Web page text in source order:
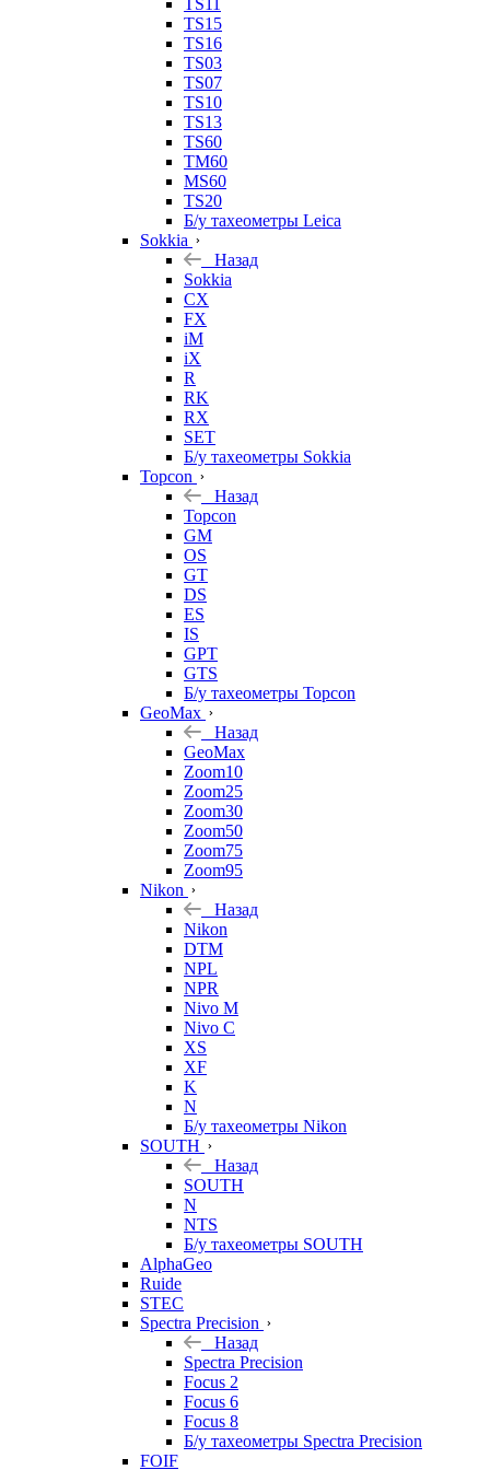
TS11
TS15
TS16
TS03
TS07
TS10
TS13
TS60
TM60
MS60
TS20
Б/у тахеометры Leica
Sokkia
Назад
Sokkia
CX
FX
iM
iX
R
RK
RX
SET
Б/у тахеометры Sokkia
Topcon
Назад
Topcon
GM
OS
GT
DS
ES
IS
GPT
GTS
Б/у тахеометры Topcon
GeoMax
Назад
GeoMax
Zoom10
Zoom25
Zoom30
Zoom50
Zoom75
Zoom95
Nikon
Назад
Nikon
DTM
NPL
NPR
Nivo M
Nivo C
XS
XF
K
N
Б/у тахеометры Nikon
SOUTH
Назад
SOUTH
N
NTS
Б/у тахеометры SOUTH
AlphaGeo
Ruide
STEC
Spectra Precision
Назад
Spectra Precision
Focus 2
Focus 6
Focus 8
Б/у тахеометры Spectra Precision
FOIF